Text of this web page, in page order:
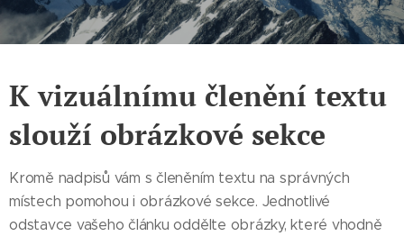
K vizuálnímu členění textu
slouží obrázkové sekce
Kromě nadpisů vám s členěním textu na správných
místech pomohou i obrázkové sekce. Jednotlivé
odstavce vašeho článku oddělte obrázky, které vhodně